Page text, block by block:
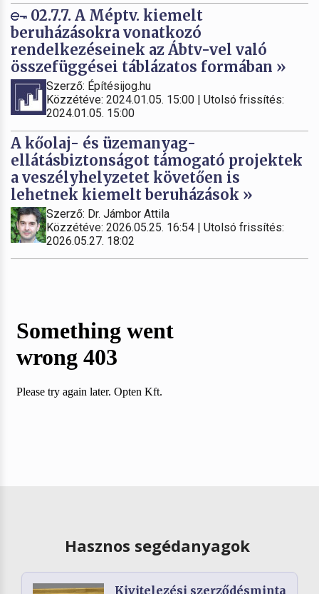
02.7.7. A Méptv. kiemelt
beruházásokra vonatkozó
rendelkezéseinek az Ábtv-vel való
összefüggései táblázatos formában »
Szerző: Építésijog.hu
Közzétéve: 2024.01.05. 15:00 | Utolsó frissítés:
2024.01.05. 15:00
A kőolaj- és üzemanyag-
ellátásbiztonságot támogató projektek
a veszélyhelyzetet követően is
lehetnek kiemelt beruházások »
Szerző: Dr. Jámbor Attila
Közzétéve: 2026.05.25. 16:54 | Utolsó frissítés:
2026.05.27. 18:02
Hasznos segédanyagok
Kivitelezési szerződésminta